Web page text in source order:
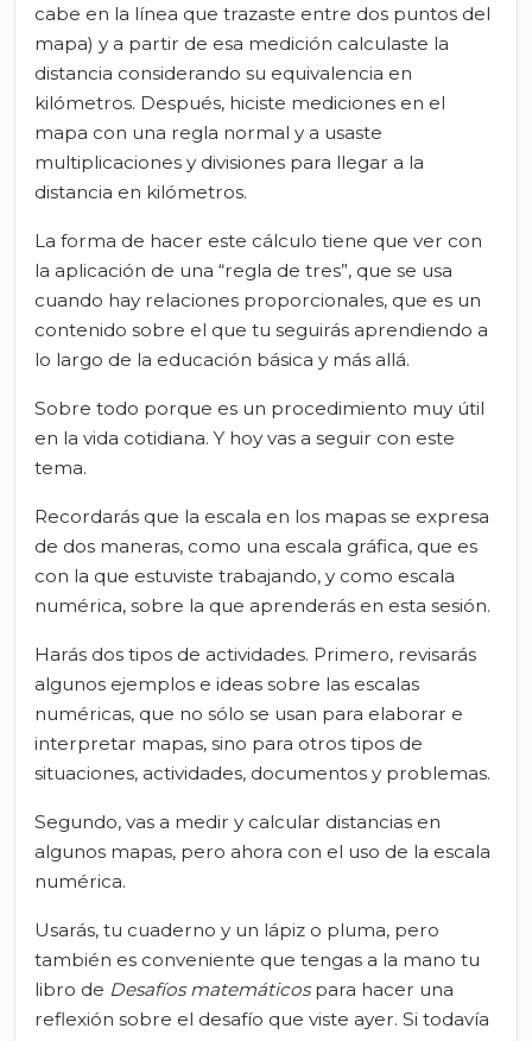
cabe en la línea que trazaste entre dos puntos del
mapa) y a partir de esa medición calculaste la
distancia considerando su equivalencia en
kilómetros. Después, hiciste mediciones en el
mapa con una regla normal y a usaste
multiplicaciones y divisiones para llegar a la
distancia en kilómetros.
La forma de hacer este cálculo tiene que ver con
la aplicación de una “regla de tres”, que se usa
cuando hay relaciones proporcionales, que es un
contenido sobre el que tu seguirás aprendiendo a
lo largo de la educación básica y más allá.
Sobre todo porque es un procedimiento muy útil
en la vida cotidiana. Y hoy vas a seguir con este
tema.
Recordarás que la escala en los mapas se expresa
de dos maneras, como una escala gráfica, que es
con la que estuviste trabajando, y como escala
numérica, sobre la que aprenderás en esta sesión.
Harás dos tipos de actividades. Primero, revisarás
algunos ejemplos e ideas sobre las escalas
numéricas, que no sólo se usan para elaborar e
interpretar mapas, sino para otros tipos de
situaciones, actividades, documentos y problemas.
Segundo, vas a medir y calcular distancias en
algunos mapas, pero ahora con el uso de la escala
numérica.
Usarás, tu cuaderno y un lápiz o pluma, pero
también es conveniente que tengas a la mano tu
libro de Desafíos matemáticospara hacer una
reflexión sobre el desafío que viste ayer. Si todavía